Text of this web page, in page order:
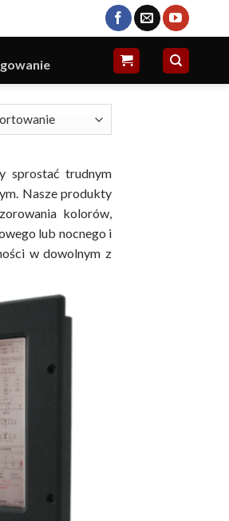
sprostać trudnym
Nasze produkty
kolorów,
lub nocnego i
w dowolnym z